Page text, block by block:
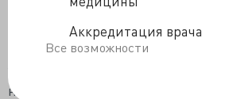
Аккредитация врача
Все возможности
месте ли врач».
За 7 месяцев среднее время доезда
снизилось до 12,7 минут против
непостоянная, а на весь